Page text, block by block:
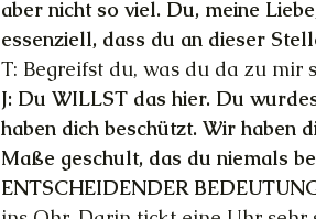
aber nicht so viel. Du, meine
essenziell, dass du an dieser
T: Begreifst du, was du da zu mir
J: Du WILLST das hier. Du
haben dich beschützt. Wir haben
Maße geschult, das du niemals
ENTSCHEIDENDER